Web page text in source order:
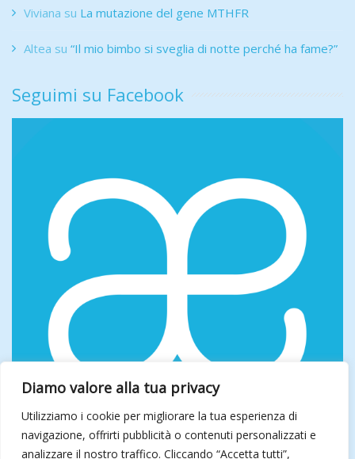
Diamo valore alla tua privacy
Utilizziamo i cookie per migliorare la tua esperienza di
navigazione, offrirti pubblicità o contenuti personalizzati e
analizzare il nostro traffico. Cliccando “Accetta tutti”,
Viviana su La mutazione del gene MTHFR
Altea su “Il mio bimbo si sveglia di notte perché ha fame?”
Seguimi su Facebook